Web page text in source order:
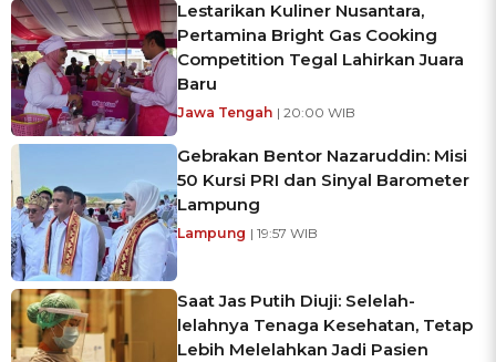
Lestarikan Kuliner Nusantara,
Pertamina Bright Gas Cooking
Competition Tegal Lahirkan Juara
Baru
Jawa Tengah | 20:00 WIB
Gebrakan Bentor Nazaruddin: Misi
50 Kursi PRI dan Sinyal Barometer
Lampung
Lampung | 19:57 WIB
Saat Jas Putih Diuji: Selelah-
lelahnya Tenaga Kesehatan, Tetap
Lebih Melelahkan Jadi Pasien